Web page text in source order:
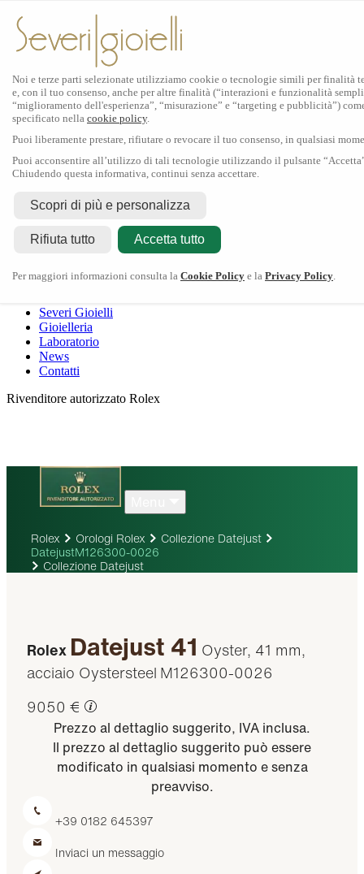
Rolex
Rolex Certified Pre-Owned
Tudor
La collezioneTudor shop
Dodo
Severi Gioielli
Gioielleria
Laboratorio
News
Contatti
Rivenditore autorizzato Rolex
Scopri Rolex
Orologi Rolex
Nuovi modelli 2026
Accessori Rolex
L'arte dell'orologeria
Manutenzione
Oyster Story
Contattaci
Rolex Orologi Rolex
Collezione Datejust
DatejustM126300-0026
Collezione Datejust
Rolex Datejust 41 Oyster, 41 mm,
acciaio Oystersteel M126300-0026
9050 €
Prezzo al dettaglio suggerito, IVA inclusa.
Il prezzo al dettaglio suggerito può essere
modificato in qualsiasi momento e senza
preavviso.
+39 0182 645397
Inviaci un messaggio
Noi e terze parti selezionate utilizziamo cookie o tecnologie simili per finalità
e, con il tuo consenso, anche per altre finalità (“interazioni e funzionalità
“miglioramento dell'esperienza”, “misurazione” e “targeting e pubblicità”)
specificato nella cookie policy.
Puoi liberamente prestare, rifiutare o revocare il tuo consenso, in qualsiasi
Puoi acconsentire all’utilizzo di tali tecnologie utilizzando il pulsante
Chiudendo questa informativa, continui senza accettare.
Scopri di più e personalizza
Rifiuta tutto Accetta tutto
Per maggiori informazioni consulta la Cookie Policy e la Privacy Policy.